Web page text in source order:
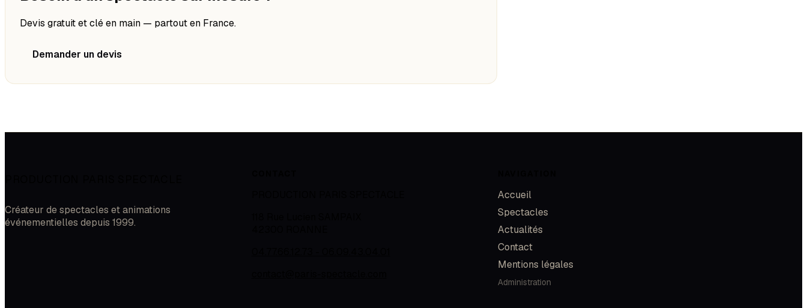
Devis gratuit et clé en main — partout en France.
Demander un devis
Créateur de spectacles et animations
événementielles depuis 1999.
Accueil
Spectacles
Actualités
Contact
Mentions légales
Administration